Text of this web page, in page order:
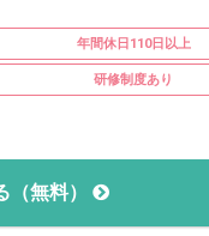
年間休日110日以上
研修制度あり
（無料）